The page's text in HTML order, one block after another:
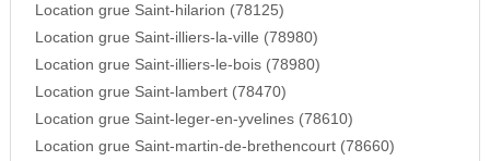
Location grue Saint-hilarion (78125)
Location grue Saint-illiers-la-ville (78980)
Location grue Saint-illiers-le-bois (78980)
Location grue Saint-lambert (78470)
Location grue Saint-leger-en-yvelines (78610)
Location grue Saint-martin-de-brethencourt (78660)